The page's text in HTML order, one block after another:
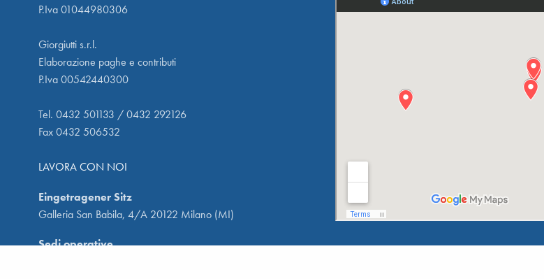
P.Iva 01044980306
Giorgiutti s.r.l.
Elaborazione paghe e contributi
P.Iva 00542440300
Tel. 0432 501133 / 0432 292126
Fax 0432 506532
LAVORA CON NOI
Eingetragener Sitz
Galleria San Babila, 4/A 20122 Milano (MI)
Sedi operative